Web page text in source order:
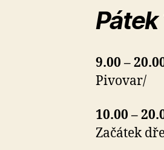
Pátek
9.00 –
Pivovar/
10.00 –
Začátek